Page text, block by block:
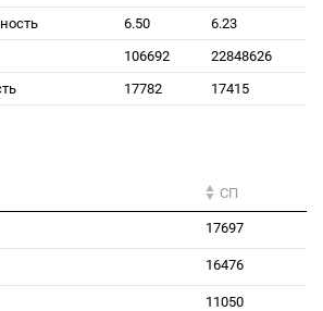
6.50
6.23
106692
22848626
17782 17415
СП
17697
16476
11050